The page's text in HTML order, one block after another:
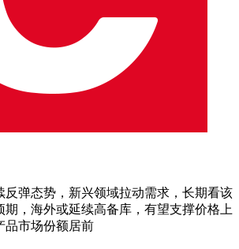
反弹态势，新兴领域拉动需求，长期看该
期，海外或延续高备库，有望支撑价格上
品市场份额居前